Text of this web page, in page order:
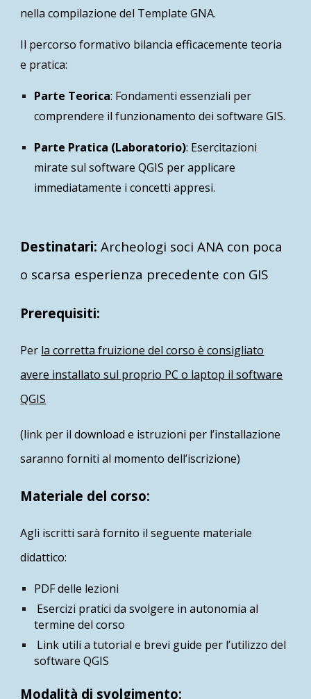
nella compilazione del Template GNA.
Il percorso formativo bilancia efficacemente teoria
e pratica:
Parte Teorica: Fondamenti essenziali per
comprendere il funzionamento dei software GIS.
Parte Pratica (Laboratorio): Esercitazioni
mirate sul software QGIS per applicare
immediatamente i concetti appresi.
Destinatari:Archeologi soci ANA con poca
o scarsa esperienza precedente con GIS
Prerequisiti:
Per la corretta fruizione del corso è consigliato
avere installato sul proprio PC o laptop il software
QGIS
(link per il download e istruzioni per l’installazione
saranno forniti al momento dell’iscrizione)
Materiale del corso:
Agli iscritti sarà fornito il seguente materiale
didattico:
PDF delle lezioni
Esercizi pratici da svolgere in autonomia al
termine del corso
Link utili a tutorial e brevi guide per l’utilizzo del
software QGIS
Modalità di svolgimento: